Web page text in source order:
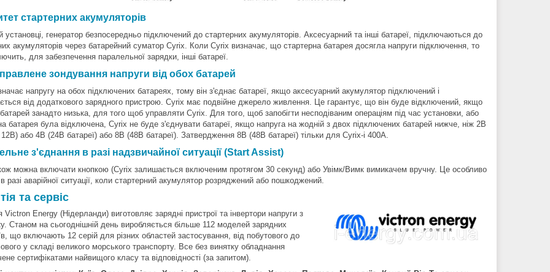
стартерних акумуляторів
установці, генератор безпосередньо підключений до стартерних акумуляторів. Аксесуарний та інші батареї, підключаються до
акумуляторів через батарейний суматор Cyrix. Коли Cyrix визначає, що стартерна батарея досягла напруги підключення, то
для забезпечення паралельної зарядки, інші батареї.
зондування напруги від обох батарей
напругу на обох підключених батареях, тому він з'єднає батареї, якщо аксесуарний акумулятор підключений і
від додаткового зарядного пристрою. Cyrix має подвійне джерело живлення. Це гарантує, що він буде відключений, якщо
занадто низька, для того щоб управляти Cyrix. Для того, щоб запобігти несподіваним операціям під час установки, або
батарея була відключена, Cyrix не буде з'єднувати батареї, якщо напруга на жодній з двох підключених батарей нижче, ніж 2В
12В) або 4В (24В батареї) або 8В (48В батареї). Затвердження 8В (48В батареї) тільки для Cyrix-i 400A.
з'єднання в разі надзвичайної ситуації (Start Assist)
можна включати кнопкою (Cyrix залишається включеним протягом 30 секунд) або Увімк/Вимк вимикачем вручну. Це особливо
разі аварійної ситуації, коли стартерний акумулятор розряджений або пошкоджений.
та сервіс
Victron Energy (Нідерланди) виготовляє зарядні пристрої та інвертори напруги з
Станом на сьогоднішній день виробляється більше 112 моделей зарядних
що включають 12 серій для різних областей застосування, від побутового до
у складі великого морського транспорту. Все без винятку обладнання
сертифікатами найвищого класу та відповідності (за запитом).